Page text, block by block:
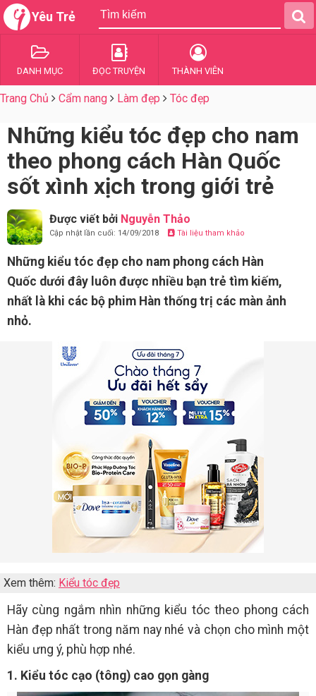
Yêu Trẻ
DANH MỤC ĐỌC TRUYỆN THÀNH VIÊN
Trang Chủ Cẩm nang Làm đẹp Tóc đẹp
Những kiểu tóc đẹp cho nam
theo phong cách Hàn Quốc
sốt xình xịch trong giới trẻ
Được viết bởi Nguyễn Thảo
Cập nhật lần cuối: 14/09/2018 Tài liệu tham khảo
Những kiểu tóc đẹp cho nam phong cách Hàn
Quốc dưới đây luôn được nhiều bạn trẻ tìm kiếm,
nhất là khi các bộ phim Hàn thống trị các màn ảnh
nhỏ.
Xem thêm: Kiểu tóc đẹp
Hãy cùng ngắm nhìn những kiểu tóc theo phong cách
Hàn đẹp nhất trong năm nay nhé và chọn cho mình một
kiểu ưng ý, phù hợp nhé.
1. Kiểu tóc cạo (tông) cao gọn gàng